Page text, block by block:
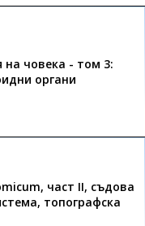
на човека - том 3:
органи
част II, съдова
топографска